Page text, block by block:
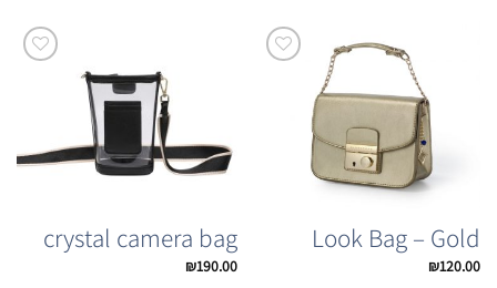
Look Bag – Gold
₪120.00
crystal camera bag
₪190.00